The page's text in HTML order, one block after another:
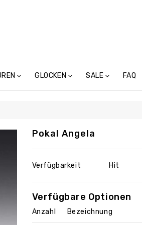
GLOCKEN SALE FAQ
Pokal Angela
Verfügbarkeit Hit
Verfügbare Optionen
Anzahl Bezeichnung